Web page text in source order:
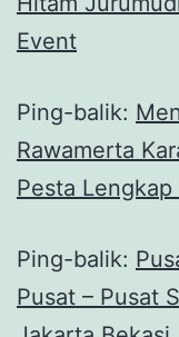
Event
Ping-balik:
Rawamerta
Pesta
Ping-balik:
Pusat – Pusat